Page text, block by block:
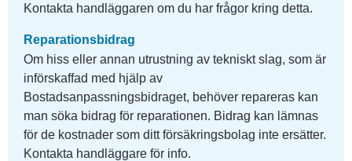
Kontakta handläggaren om du har frågor kring detta.
Reparationsbidrag
Om hiss eller annan utrustning av tekniskt slag, som är
införskaffad med hjälp av
Bostadsanpassningsbidraget, behöver repareras kan
man söka bidrag för reparationen. Bidrag kan lämnas
för de kostnader som ditt försäkringsbolag inte ersätter.
Kontakta handläggare för info.